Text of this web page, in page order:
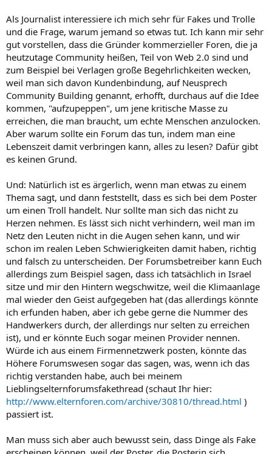
Als Journalist interessiere ich mich sehr für Fakes und Trolle
und die Frage, warum jemand so etwas tut. Ich kann mir sehr
gut vorstellen, dass die Gründer kommerzieller Foren, die ja
heutzutage Community heißen, Teil von Web 2.0 sind und
zum Beispiel bei Verlagen große Begehrlichkeiten wecken,
weil man sich davon Kundenbindung, auf Neusprech
Community Building genannt, erhofft, durchaus auf die Idee
kommen, "aufzupeppen", um jene kritische Masse zu
erreichen, die man braucht, um echte Menschen anzulocken.
Aber warum sollte ein Forum das tun, indem man eine
Lebenszeit damit verbringen kann, alles zu lesen? Dafür gibt
es keinen Grund.
Und: Natürlich ist es ärgerlich, wenn man etwas zu einem
Thema sagt, und dann feststellt, dass es sich bei dem Poster
um einen Troll handelt. Nur sollte man sich das nicht zu
Herzen nehmen. Es lässt sich nicht verhindern, weil man im
Netz den Leuten nicht in die Augen sehen kann, und wir
schon im realen Leben Schwierigkeiten damit haben, richtig
und falsch zu unterscheiden. Der Forumsbetreiber kann Euch
allerdings zum Beispiel sagen, dass ich tatsächlich in Israel
sitze und mir den Hintern wegschwitze, weil die Klimaanlage
mal wieder den Geist aufgegeben hat (das allerdings könnte
ich erfunden haben, aber ich gebe gerne die Nummer des
Handwerkers durch, der allerdings nur selten zu erreichen
ist), und er könnte Euch sogar meinen Provider nennen.
Würde ich aus einem Firmennetzwerk posten, könnte das
Höhere Forumswesen sogar das sagen, was, wenn ich das
richtig verstanden habe, auch bei meinem
Lieblingselternforumsfakethread (schaut Ihr hier:
http://www.elternforen.com/archive/30810/thread.html )
passiert ist.
Man muss sich aber auch bewusst sein, dass Dinge als Fake